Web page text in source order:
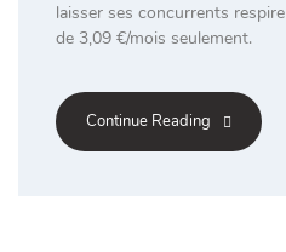
laisser ses concurrents
de 3,09 €/mois seulement.
Continue Reading